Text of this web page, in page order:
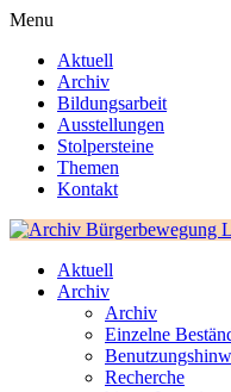
Menu
Aktuell
Archiv
Bildungsarbeit
Ausstellungen
Stolpersteine
Themen
Kontakt
Aktuell
Archiv
Archiv
Einzelne
Recherche